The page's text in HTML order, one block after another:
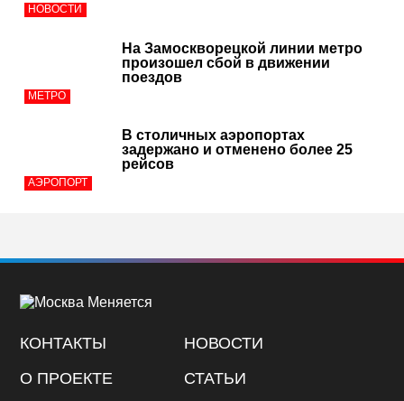
НОВОСТИ
МЕТРО
На Замоскворецкой линии метро
произошел сбой в движении
поездов
АЭРОПОРТ
В столичных аэропортах
задержано и отменено более 25
рейсов
КОНТАКТЫ
О ПРОЕКТЕ
НОВОСТИ
СТАТЬИ